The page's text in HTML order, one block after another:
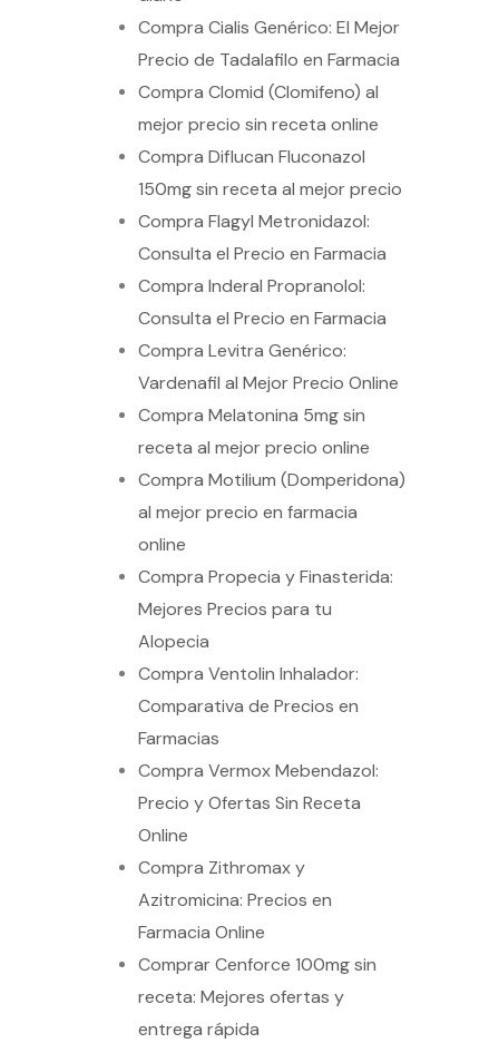
Compra Cialis Genérico: El Mejor
Precio de Tadalafilo en Farmacia
Compra Clomid (Clomifeno) al
mejor precio sin receta online
Compra Diflucan Fluconazol
150mg sin receta al mejor precio
Compra Flagyl Metronidazol:
Consulta el Precio en Farmacia
Compra Inderal Propranolol:
Consulta el Precio en Farmacia
Compra Levitra Genérico:
Vardenafil al Mejor Precio Online
Compra Melatonina 5mg sin
receta al mejor precio online
Compra Motilium (Domperidona)
al mejor precio en farmacia
online
Compra Propecia y Finasterida:
Mejores Precios para tu
Alopecia
Compra Ventolin Inhalador:
Comparativa de Precios en
Farmacias
Compra Vermox Mebendazol:
Precio y Ofertas Sin Receta
Online
Compra Zithromax y
Azitromicina: Precios en
Farmacia Online
Comprar Cenforce 100mg sin
receta: Mejores ofertas y
entrega rápida